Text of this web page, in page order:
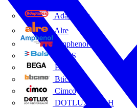
Adaptaflex
Alre
Amphenol FTG
BALS
Bega
Bticino
Cimco
DOTLUX GmbH